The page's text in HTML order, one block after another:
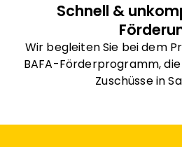
Schnell &
Wir begleiten Sie bei dem
BAFA-Förderprogramm,
Zuschüsse in